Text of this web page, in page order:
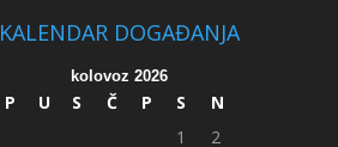
KALENDAR DOGAĐANJA
kolovoz 2026
P U S Č P S
N
1
2